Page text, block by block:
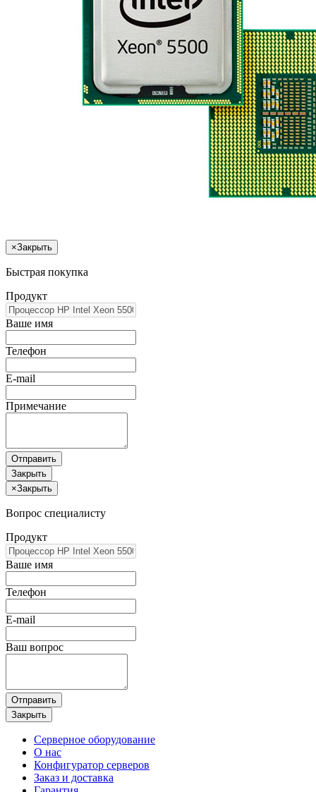
×Закрыть
Быстрая покупка
Продукт
Ваше имя
Телефон
E-mail
Примечание
Отправить
Закрыть
×Закрыть
Вопрос специалисту
Продукт
Ваше имя
Телефон
E-mail
Ваш вопрос
Отправить
Закрыть
Серверное оборудование
О нас
Конфигуратор серверов
Заказ и доставка